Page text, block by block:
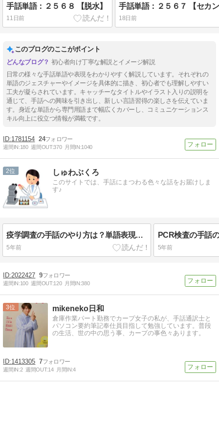
手話単語：２５６８ 【脱水】
11日前 18日前
このブログのここがポイント
初心者向け丁寧な解説とイメージ解説
日常の様々な手話単語や表現をわかりやすく解説しています。それぞれの
単語のジェスチャーやイメージを具体的に描き、初心者でも理解しやすい
工夫が凝らされています。キャッチーなタイトルやイラスト入りの説明を
通じて、手話への興味を引き出し、新しい言語習得の楽しさを伝えていま
す。身近な単語から専門用語まで幅広くカバーし、コミュニケーションス
キル向上に役立つ情報が満載です。
1781154 24
週間IN:180 週間OUT:370 月間IN:1040
2 しゅわぶくろ
このサイトでは、手話にまつわる色々な話をお届けしま
す♪
疫学調査の手話のやり方は？単語表現を動画で解説します！
5年前 5年前
2022427 9
週間IN:100 週間OUT:120 月間IN:380
3 mikeneko日和
倉庫作業パート勤務でカープ女子の私が、手話通訳士と
パソコン要約筆記奉仕員目指して勉強しています。普段
の生活、世の中の思う事、カープの事色々あります。
1413305 7
週間IN:2 週間OUT:14 月間IN:4